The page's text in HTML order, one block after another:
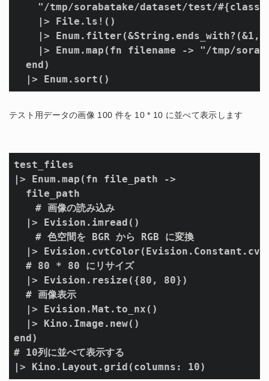
"/tmp/sorabatake/dataset/test/
    |> File.ls!()
|> Enum.filter(&String.ends_with?(&1,
|> Enum.map(fn filename -> "/tmp/
  end)
  |> Enum.sort()
テスト用データの画像 100 件を 10 * 10 に並べて表示します
test_files
|> Enum.map(fn file_path ->
  file_path
# 画像の読み込み
  |> Evision.imread()
# 色空間を BGR から RGB に変換
|>
  # 80 * 80 にリサイズ
  |> Evision.resize({80, 80})
  # 画像表示
  |> Evision.Mat.to_nx()
  |> Kino.Image.new()
end)
# 10列に並べて表示する
|> Kino.Layout.grid(columns: 10)